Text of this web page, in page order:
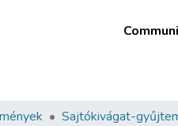
Sajtókivágat-